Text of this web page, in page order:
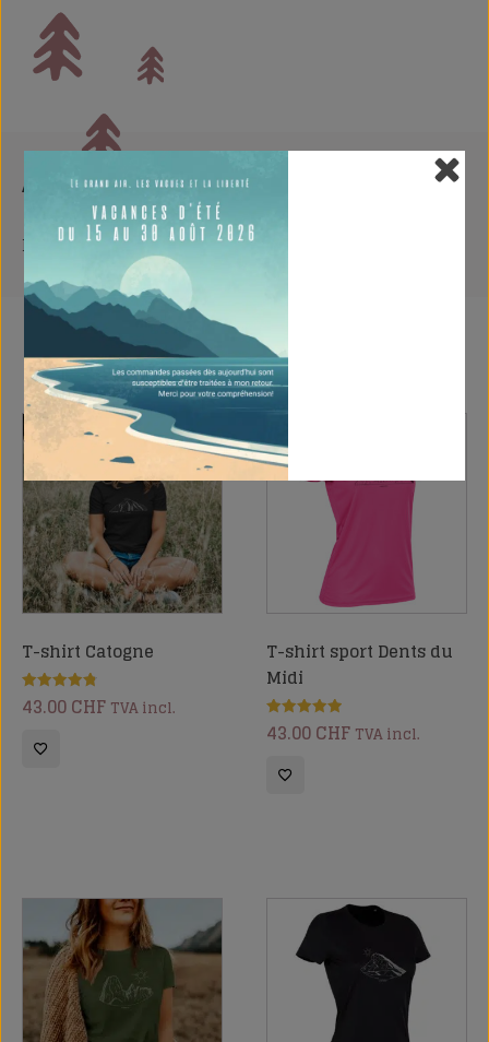
Avis
Il n’y a encore aucun avis
Tu pourrais aussi aimer
T-shirt Catogne
Note
4.86
43.00CHF TVA incl.
T-shirt sport Dents du
Midi
Note
5.00
43.00CHF TVA incl.